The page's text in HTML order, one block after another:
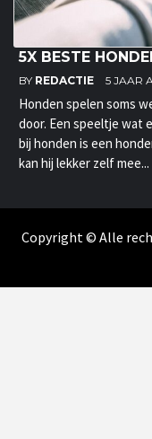
5X BESTE
BY REDACTIE 5 JAAR
Honden spelen soms
door. Een speeltje wat
bij honden is een
kan hij lekker zelf mee...
Copyright © Alle